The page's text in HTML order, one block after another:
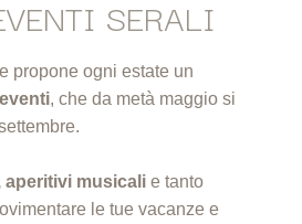
SERALI
propone ogni estate un
, che da metà maggio si
aperitivi musicali e tanto
le tue vacanze e